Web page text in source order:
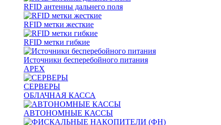
RFID антенны дальнего поля
RFID метки жесткие
RFID метки гибкие
Источники бесперебойного питания
APEX
СЕРВЕРЫ
ОБЛАЧНАЯ КАССА
АВТОНОМНЫЕ КАССЫ